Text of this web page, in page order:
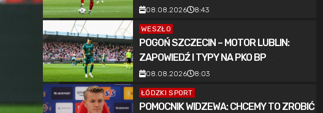
SIĘ OŚMIOKROTNY MISTRZ KRAJU
[POTWIERDZONE]
08.08.2026 8:43
WESZŁO
POGOŃ SZCZECIN – MOTOR LUBLIN:
ZAPOWIEDŹ I TYPY NA PKO BP
EKSTRAKLASĘ (8.08.2026)
08.08.2026 8:03
ŁÓDZKI SPORT
POMOCNIK WIDZEWA: CHCEMY TO ZROBIĆ